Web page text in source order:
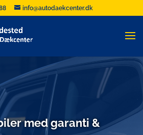
info@autodaekcenter.dk
med garanti &